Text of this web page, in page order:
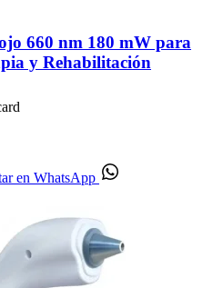
660 nm 180 mW para
y Rehabilitación
en WhatsApp